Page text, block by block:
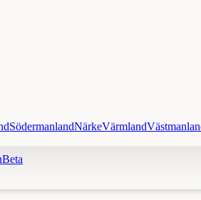
SödermanlandNärkeVärmland
Beta